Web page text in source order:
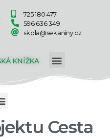
725 180 477
596 636 349
skola@sekaniny.cz
KNÍŽKA
Cesta